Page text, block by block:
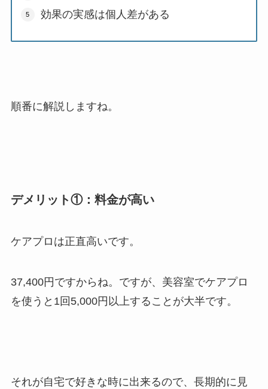
効果の実感は個人差がある
順番に解説しますね。
デメリット①：料金が高い
ケアプロは正直高いです。
37,400円ですからね。ですが、美容室でケアプロ
を使うと1回5,000円以上することが大半です。
それが自宅で好きな時に出来るので、長期的に見